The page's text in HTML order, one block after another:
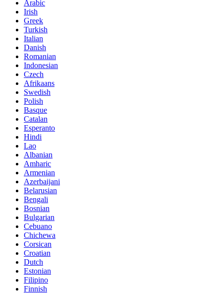
Arabic
Irish
Greek
Turkish
Italian
Danish
Romanian
Indonesian
Czech
Afrikaans
Swedish
Polish
Basque
Catalan
Esperanto
Hindi
Lao
Albanian
Amharic
Armenian
Azerbaijani
Belarusian
Bengali
Bosnian
Bulgarian
Cebuano
Chichewa
Corsican
Croatian
Dutch
Estonian
Filipino
Finnish